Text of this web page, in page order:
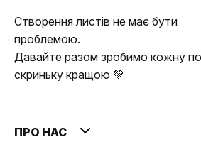
Створення листів не має бути
проблемою.
Давайте разом зробимо кожну
скриньку кращою 💚
ПРО НАС